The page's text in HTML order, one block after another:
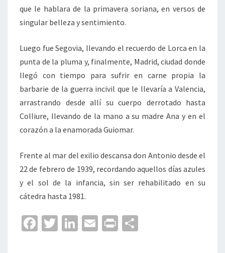
que le hablara de la primavera soriana, en versos de
singular belleza y sentimiento.
Luego fue Segovia, llevando el recuerdo de Lorca en la
punta de la pluma y, finalmente, Madrid, ciudad donde
llegó con tiempo para sufrir en carne propia la
barbarie de la guerra incivil que le llevaría a Valencia,
arrastrando desde allí su cuerpo derrotado hasta
Colliure, llevando de la mano a su madre Ana y en el
corazón a la enamorada Guiomar.
Frente al mar del exilio descansa don Antonio desde el
22 de febrero de 1939, recordando aquellos días azules
y el sol de la infancia, sin ser rehabilitado en su
cátedra hasta 1981.
Fa T
Li
E
Pr